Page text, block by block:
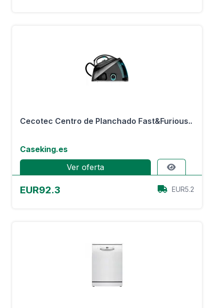
Cecotec Centro de Planchado Fast&Furious..
Caseking.es
Ver oferta
EUR92.3 EUR5.2